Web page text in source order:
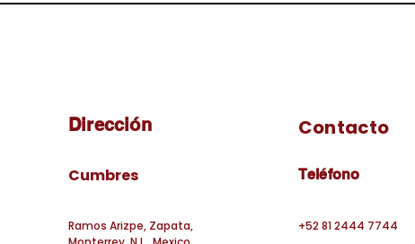
Dirección
Cumbres
Ramos Arizpe, Zapata,
Contacto
Teléfono
+52 81 2444 7744